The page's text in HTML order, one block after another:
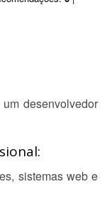
desenvolvedor
sistemas web e